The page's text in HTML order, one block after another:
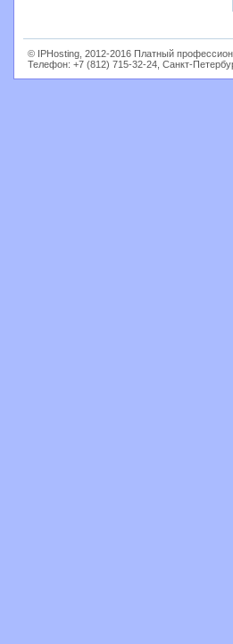
© IPHosting, 2012-2016 Платный
Телефон: +7 (812) 715-32-24, Санкт-